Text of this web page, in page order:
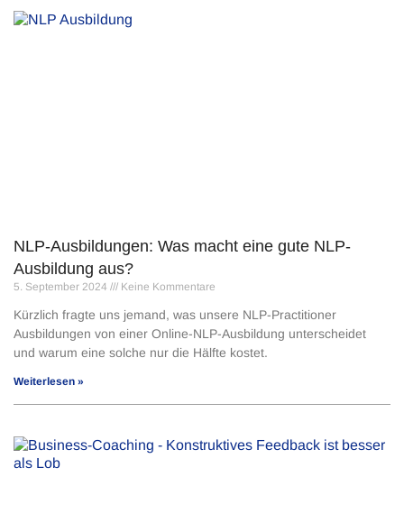
NLP-Ausbildungen: Was macht eine gute NLP-
Ausbildung aus?
5. September 2024 Keine Kommentare
Kürzlich fragte uns jemand, was unsere NLP-Practitioner
Ausbildungen von einer Online-NLP-Ausbildung unterscheidet
und warum eine solche nur die Hälfte kostet.
Weiterlesen »